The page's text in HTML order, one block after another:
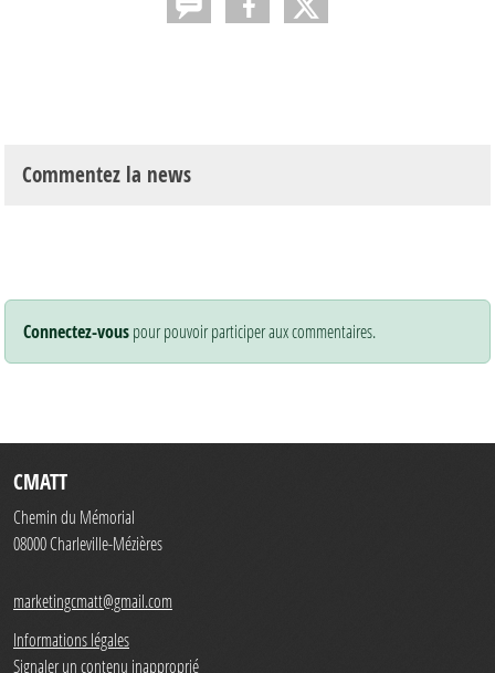
Commentez la news
Connectez-vouspour pouvoir participer aux commentaires.
CMATT
Chemin du Mémorial
08000Charleville-Mézières
marketingcmatt@gmail.com
Informations légales
Signaler un contenu inapproprié